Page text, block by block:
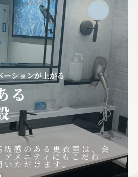
ーションが上がる
る
級感のある更衣室は、会
アメニティにもこだわ
いただけます。